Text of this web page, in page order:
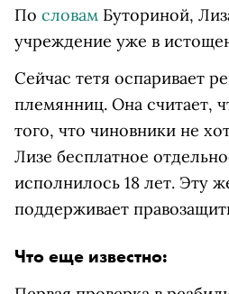
По словам Буториной,
учреждение уже в
Сейчас тетя оспаривает
племянниц. Она считает,
того, что чиновники не
Лизе бесплатное
исполнилось 18 лет. Эту
поддерживает
Что еще известно: